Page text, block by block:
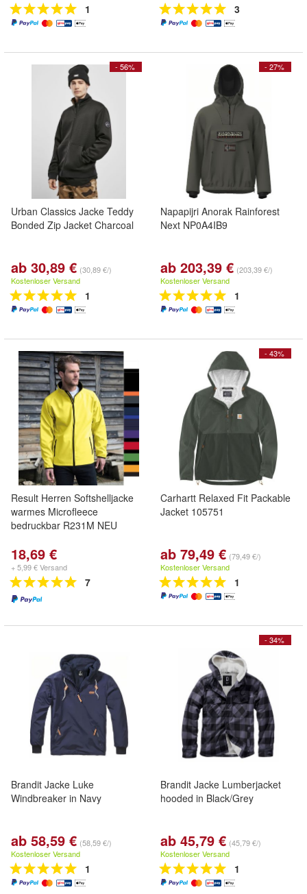
1 3
- 56%
Urban Classics Jacke Teddy
Bonded Zip Jacket Charcoal
ab 30,89 € (30,89 €/)
Kostenloser Versand
1
- 27%
Napapijri Anorak Rainforest
Next NP0A4IB9
ab 203,39 € (203,39 €/)
Kostenloser Versand
1
Result Herren Softshelljacke
warmes Microfleece
bedruckbar R231M NEU
18,69 €
+ 5,99 € Versand
7
- 43%
Carhartt Relaxed Fit Packable
Jacket 105751
ab 79,49 € (79,49 €/)
Kostenloser Versand
1
Brandit Jacke Luke
Windbreaker in Navy
ab 58,59 € (58,59 €/)
Kostenloser Versand
1
- 34%
Brandit Jacke Lumberjacket
hooded in Black/Grey
ab 45,79 € (45,79 €/)
Kostenloser Versand
1